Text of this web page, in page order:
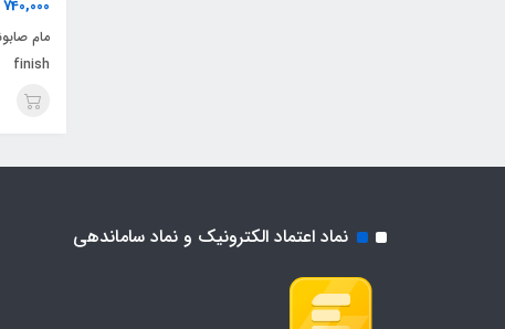
740,000
finish
نماد اعتماد الکترونیک و نماد ساماندهی